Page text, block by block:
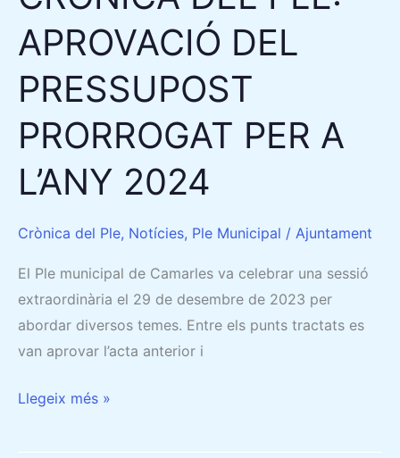
APROVACIÓ DEL
PRESSUPOST
PRORROGAT PER A
L’ANY 2024
Crònica del Ple, Notícies, Ple Municipal / Ajuntament
El Ple municipal de Camarles va celebrar una sessió
extraordinària el 29 de desembre de 2023 per
abordar diversos temes. Entre els punts tractats es
van aprovar l’acta anterior i
Llegeix més »